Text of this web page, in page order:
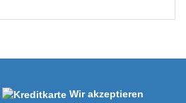
Wir akzeptieren